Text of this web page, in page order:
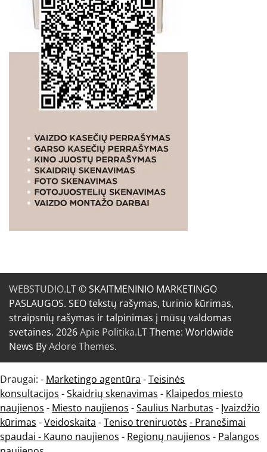
WEBSTUDIO.LT© SKAITMENINIO MARKETINGO
PASLAUGOS. SEO tekstų rašymas, turinio kūrimas,
straipsnių rašymas ir talpinimas į mūsų valdomas
svetaines. 2026Apie Politika.LTTheme: Worldwide
News ByAdore Themes.
Draugai: - Marketingo agentūra -Teisinės
konsultacijos -Skaidrių skenavimas - Klaipedos miesto
naujienos - Miesto naujienos -Saulius Narbutas - Įvaizdžio
kūrimas -Veidoskaita -Teniso treniruotės - Pranešimai
spaudai - Kauno naujienos - Regionų naujienos - Palangos